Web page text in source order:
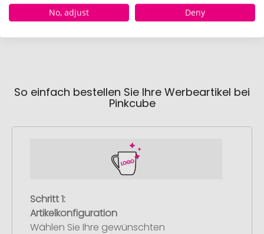
Sofort verfügbar
266 Stück
Nicht verfügbar
0 Stück
So einfach bestellen Sie Ihre Werbeartikel bei
Pinkcube
Schritt 1:
Artikelkonfiguration
Wählen Sie Ihre gewünschten
No, adjust
Deny